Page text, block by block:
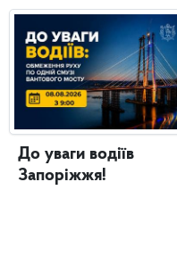
До уваги водіїв
Запоріжжя!